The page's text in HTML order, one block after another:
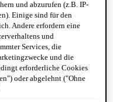
und abzurufen (z.B. IP-
Einige sind für den
Andere erfordern eine
und
Services, die
und die
erforderliche Cookies
oder abgelehnt ("Ohne
Anpassungen der